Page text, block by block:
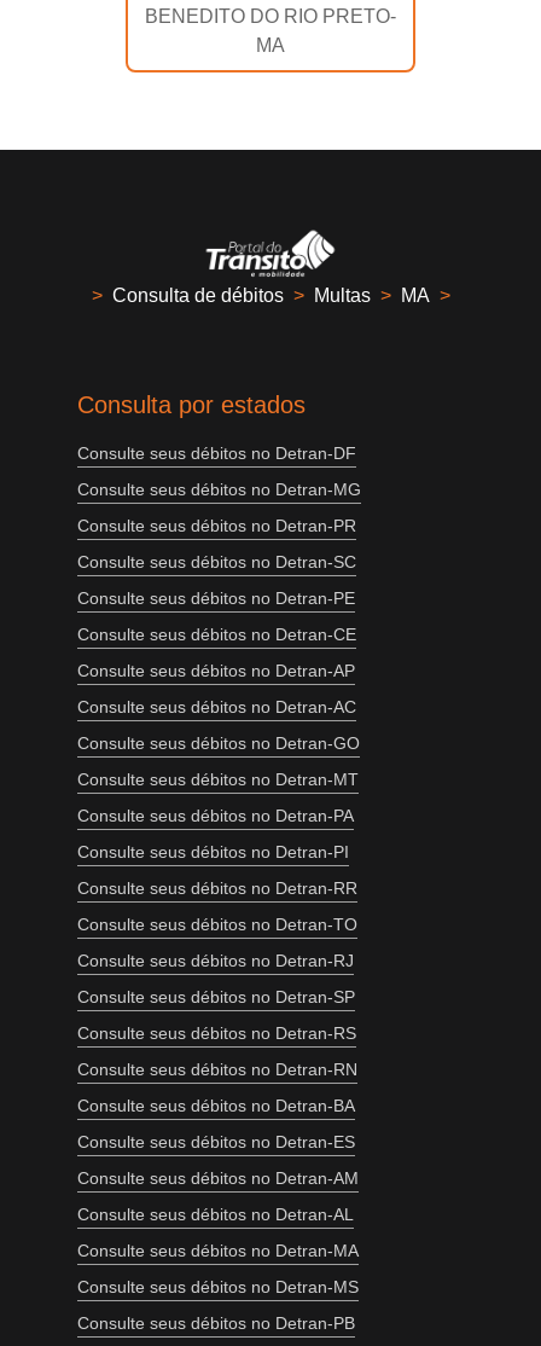
BENEDITO DO RIO PRETO-
MA
> Consulta de débitos > Multas > MA >
Consulta por estados
Consulte seus débitos no Detran-DF
Consulte seus débitos no Detran-MG
Consulte seus débitos no Detran-PR
Consulte seus débitos no Detran-SC
Consulte seus débitos no Detran-PE
Consulte seus débitos no Detran-CE
Consulte seus débitos no Detran-AP
Consulte seus débitos no Detran-AC
Consulte seus débitos no Detran-GO
Consulte seus débitos no Detran-MT
Consulte seus débitos no Detran-PA
Consulte seus débitos no Detran-PI
Consulte seus débitos no Detran-RR
Consulte seus débitos no Detran-TO
Consulte seus débitos no Detran-RJ
Consulte seus débitos no Detran-SP
Consulte seus débitos no Detran-RS
Consulte seus débitos no Detran-RN
Consulte seus débitos no Detran-BA
Consulte seus débitos no Detran-ES
Consulte seus débitos no Detran-AM
Consulte seus débitos no Detran-AL
Consulte seus débitos no Detran-MA
Consulte seus débitos no Detran-MS
Consulte seus débitos no Detran-PB